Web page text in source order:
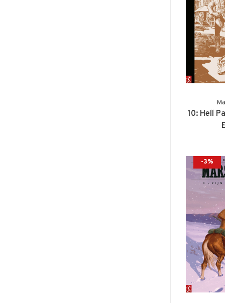
10: Hell
-3%